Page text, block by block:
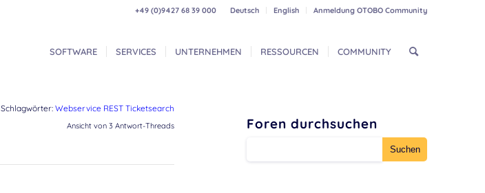
Deutsch English Anmeldung OTOBO Community
+49 (0)9427 68 39 000
SOFTWARE SERVICES UNTERNEHMEN RESSOURCEN COMMUNITY
Schlagwörter: Webservice REST Ticketsearch
Ansicht von 3 Antwort-Threads Foren durchsuchen